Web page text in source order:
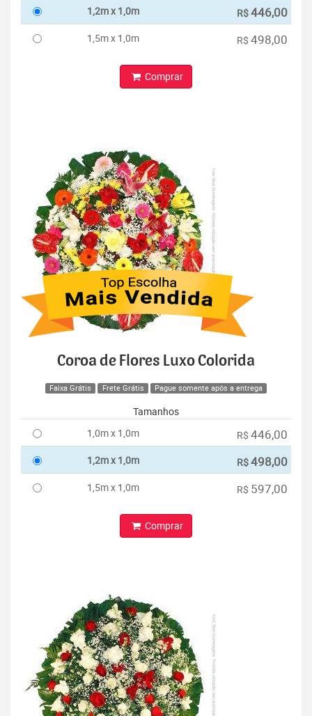
1,2m x 1,0m R$446,00
1,5m x 1,0m R$ 498,00
Comprar
Coroa de Flores Luxo Colorida
Faixa Grátis Frete Grátis Pague somente após a entrega
Tamanhos
1,0m x 1,0m
R$ 446,00
1,2m x 1,0m R$498,00
1,5m x 1,0m R$ 597,00
Comprar